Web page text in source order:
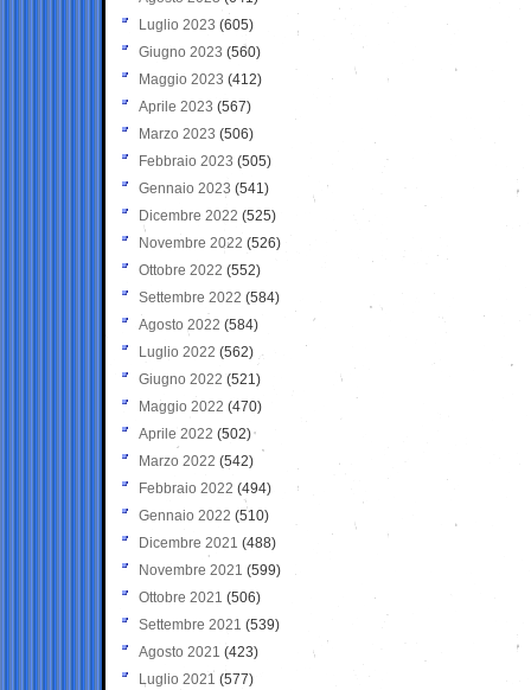
Luglio 2023 (605)
Giugno 2023 (560)
Maggio 2023 (412)
Aprile 2023 (567)
Marzo 2023 (506)
Febbraio 2023 (505)
Gennaio 2023 (541)
Dicembre 2022 (525)
Novembre 2022 (526)
Ottobre 2022 (552)
Settembre 2022 (584)
Agosto 2022 (584)
Luglio 2022 (562)
Giugno 2022 (521)
Maggio 2022 (470)
Aprile 2022 (502)
Marzo 2022 (542)
Febbraio 2022 (494)
Gennaio 2022 (510)
Dicembre 2021 (488)
Novembre 2021 (599)
Ottobre 2021 (506)
Settembre 2021 (539)
Agosto 2021 (423)
Luglio 2021 (577)